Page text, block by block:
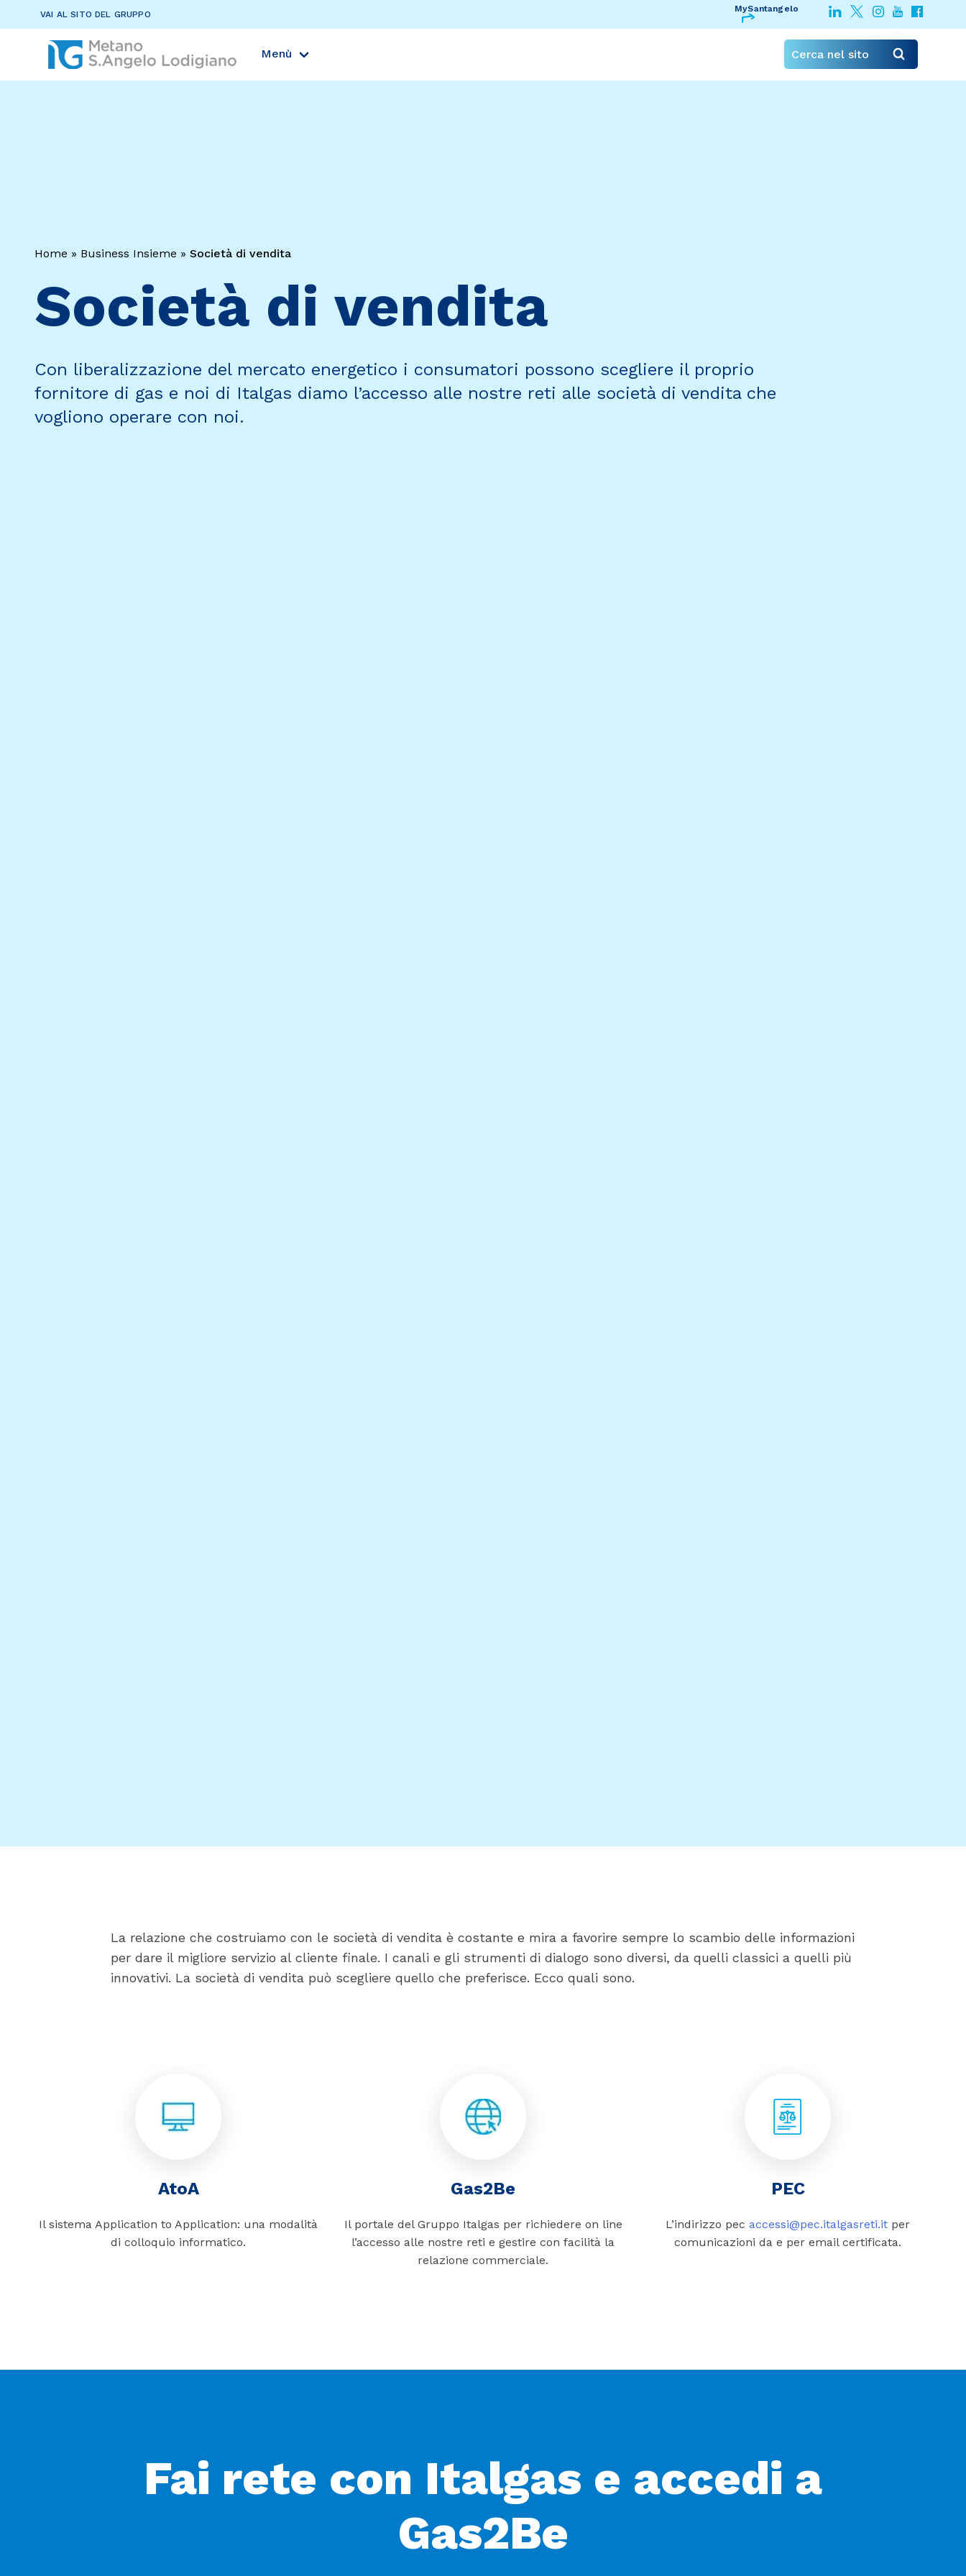
VAI AL SITO DEL GRUPPO
MySantangelo
Cerca nel sito
Menù
Home » Business Insieme » Società di vendita
Società di vendita
Con liberalizzazione del mercato energetico i consumatori possono scegliere il proprio
fornitore di gas e noi di Italgas diamo l’accesso alle nostre reti alle società di vendita che
vogliono operare con noi.
La relazione che costruiamo con le società di vendita è costante e mira a favorire sempre lo scambio delle informazioni
per dare il migliore servizio al cliente finale. I canali e gli strumenti di dialogo sono diversi, da quelli classici a quelli più
innovativi. La società di vendita può scegliere quello che preferisce. Ecco quali sono.
AtoA
Il sistema Application to Application: una modalità
di colloquio informatico.
Gas2Be
Il portale del Gruppo Italgas per richiedere on line
l’accesso alle nostre reti e gestire con facilità la
relazione commerciale.
PEC
L’indirizzo pec accessi@pec.italgasreti.it per
comunicazioni da e per email certificata.
Fai rete con Italgas e accedi a
Gas2Be